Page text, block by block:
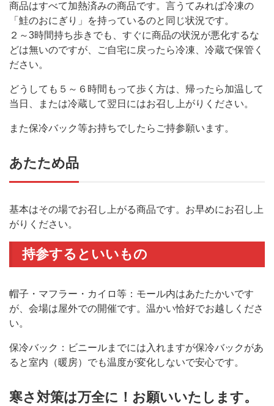
商品はすべて加熱済みの商品です。言うてみれば冷凍の
「鮭のおにぎり」を持っているのと同じ状況です。
２～3時間持ち歩きでも、すぐに商品の状況が悪化するな
どは無いのですが、ご自宅に戻ったら冷凍、冷蔵で保管く
ださい。
どうしても５～６時間もって歩く方は、帰ったら加温して
当日、または冷蔵して翌日にはお召し上がりください。
また保冷バック等お持ちでしたらご持参願います。
あたため品
基本はその場でお召し上がる商品です。お早めにお召し上
がりください。
持参するといいもの
帽子・マフラー・カイロ等：モール内はあたたかいです
が、会場は屋外での開催です。温かい恰好でお越しくださ
い。
保冷バック：ビニールまでには入れますが保冷バックがあ
ると室内（暖房）でも温度が変化しないで安心です。
寒さ対策は万全に！お願いいたします。